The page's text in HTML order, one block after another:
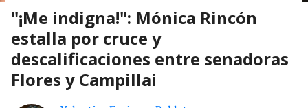
"¡Me indigna!": Mónica Rincón
estalla por cruce y
descalificaciones entre senadoras
Flores y Campillai